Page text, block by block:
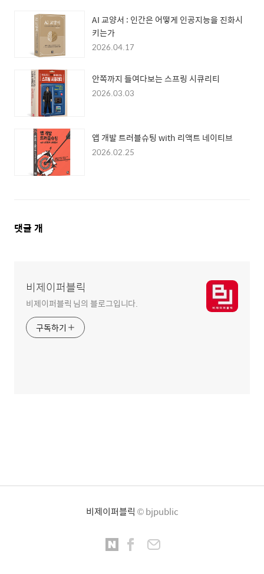
AI 교양서 : 인간은 어떻게 인공지능을 진화시
키는가
2026.04.17
안쪽까지 들여다보는 스프링 시큐리티
2026.03.03
앱 개발 트러블슈팅 with 리액트 네이티브
2026.02.25
댓
댓글 개
비제이퍼블릭
비제이퍼블릭 님의 블로그입니다.
구독하기
비제이퍼블릭 © bjpublic